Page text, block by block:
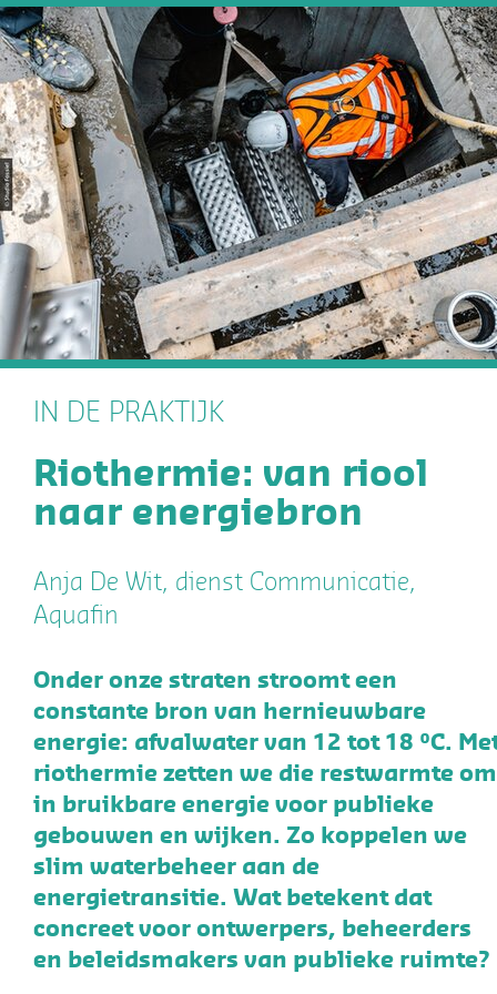
IN DE PRAKTIJK
Riothermie: van riool
naar energiebron
Anja De Wit, dienst Communicatie,
Aquafin
Onder onze straten stroomt een
constante bron van hernieuwbare
energie: afvalwater van 12 tot 18 °C.
riothermie zetten we die restwarmte om
in bruikbare energie voor publieke
gebouwen en wijken. Zo koppelen we
slim waterbeheer aan de
energietransitie. Wat betekent dat
concreet voor ontwerpers, beheerders
en beleidsmakers van publieke ruimte?